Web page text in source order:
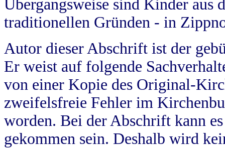
Übergangsweise sind Kinder aus
traditionellen Gründen - in
Autor dieser Abschrift ist der
Er weist auf folgende
von einer Kopie des Original-
zweifelsfreie Fehler im
worden. Bei der Abschrift kann
gekommen sein. Deshalb wird